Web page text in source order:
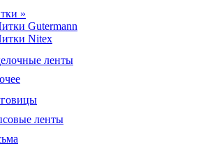
»
Gutermann
Nitex
ленты
ленты